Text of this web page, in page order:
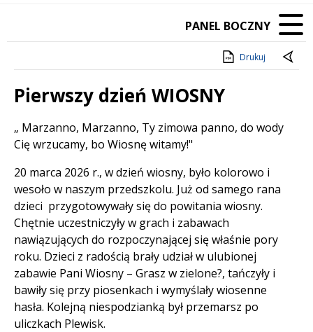
PANEL BOCZNY
Drukuj
Pierwszy dzień WIOSNY
Treść
„ Marzanno, Marzanno, Ty zimowa panno, do wody
Cię wrzucamy, bo Wiosnę witamy!"
20 marca 2026 r., w dzień wiosny, było kolorowo i
wesoło w naszym przedszkolu. Już od samego rana
dzieci przygotowywały się do powitania wiosny.
Chętnie uczestniczyły w grach i zabawach
nawiązujących do rozpoczynającej się właśnie pory
roku. Dzieci z radością brały udział w ulubionej
zabawie Pani Wiosny – Grasz w zielone?, tańczyły i
bawiły się przy piosenkach i wymyślały wiosenne
hasła. Kolejną niespodzianką był przemarsz po
uliczkach Plewisk.